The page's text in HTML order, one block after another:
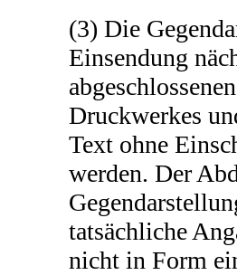
(3) Die
Einsendung
Druckwerkes
Text ohne
werden. Der
tatsächliche
nicht in Form